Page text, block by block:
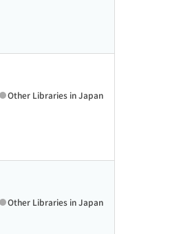
Other Libraries in Japan
Other Libraries in Japan